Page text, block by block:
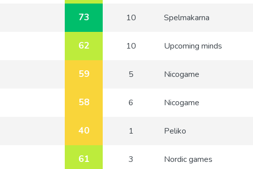
73 10 Spelmakarna
62 10 Upcoming minds
59 5 Nicogame
58 6 Nicogame
40 1 Peliko
61 3 Nordic games